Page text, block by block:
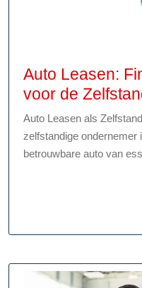
Auto Leasen:
voor de
Auto Leasen als
zelfstandige ondernemer
betrouwbare auto van